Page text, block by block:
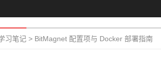
习笔记 > BitMagnet 配置项与 Docker 部署指南